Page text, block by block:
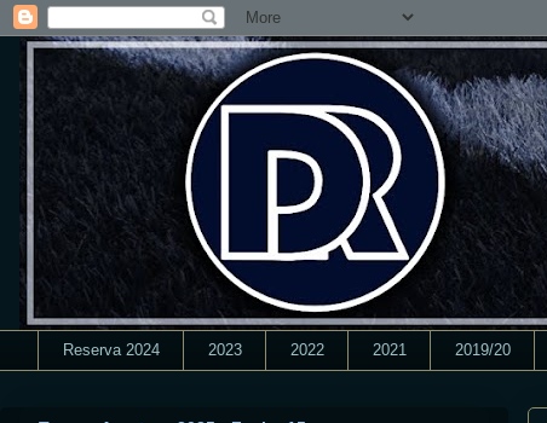
Reserva 2024 2023 2022 2021 2019/20